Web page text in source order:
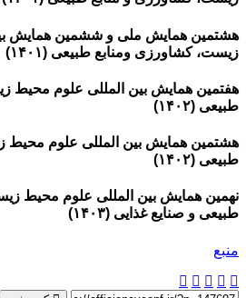
هشتمین همایش ملی و ششمین همایش
زیست، کشاورزی ومنابع طبیعی (۱۴۰۱)
هفتمین همایش بین المللی علوم محیط
طبیعی (۱۴۰۲)
هشتمین همایش بین المللی علوم محیط
طبیعی (۱۴۰۲)
نهمین همایش بین المللی علوم محیط
طبیعی و صنایع غذایی (۱۴۰۳)
منبع